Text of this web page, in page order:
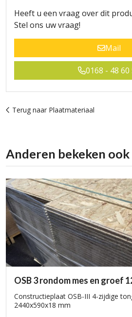
Heeft u een vraag over dit
Stel ons uw vraag!
Mail
0168 - 48 60
Terug naar Plaatmateriaal
Anderen bekeken ook
OSB 3 rondom mes en groef
Constructieplaat OSB-III 4-zijdige
2440x590x18 mm